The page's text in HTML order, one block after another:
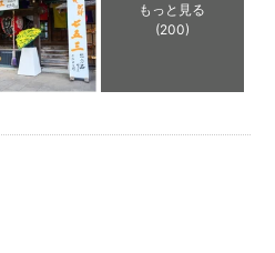
答させて頂きます。
ましても撮影場所やスケジュ
際ご連絡が滞りますとその間に
ることがございます。
を確定されるまで出来る限り
ます。
もっと見る
(200)